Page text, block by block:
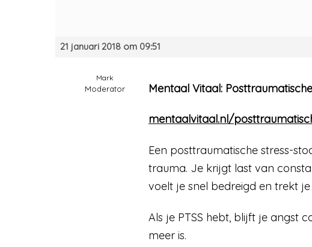
21 januari 2018 om 09:51
Mark
Moderator Mentaal Vitaal:
mentaalvitaal.nl/
Een posttraumatische stress-
trauma. Je krijgt last van
voelt je snel bedreigd en trekt
Als je PTSS hebt, blijft je angst
meer is.